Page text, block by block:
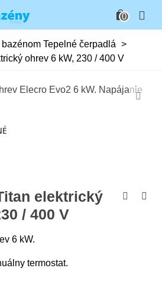
0
Tepelné čerpadlá >
ohrev 6 kW, 230 / 400 V
elektrický
/ 400 V
6 kW.
termostat.